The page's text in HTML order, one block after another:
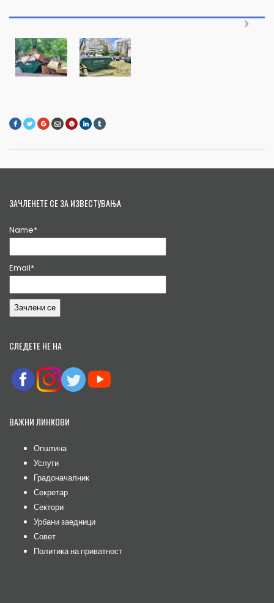
ЗАЧЛЕНЕТЕ СЕ ЗА ИЗВЕСТУВАЊА
Name*
Email*
СЛЕДЕТЕ НЕ НА
ВАЖНИ ЛИНКОВИ
Општина
Услуги
Градоначалник
Секретар
Сектори
Урбани заедници
Совет
Политика на приватност